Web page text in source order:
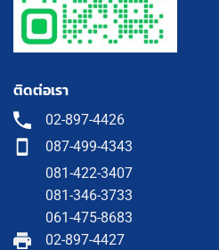
ติดต่อเรา
02-897-4426
087-499-4343
081-422-3407
081-346-3733
061-475-8683
02-897-4427